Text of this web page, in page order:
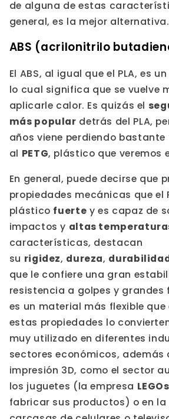
de alguna de estas
general, es la mejor alternativa.
ABS (acrilonitrilo
El ABS, al igual que el PLA, es un
lo cual significa que se vuelve
aplicarle calor. Es quizás el
más popular detrás del PLA,
años viene perdiendo
al PETG, plástico que veremos
En general, puede decirse que
propiedades mecánicas que el
plástico fuerte y es capaz de
impactos y altas
características, destacan
su rigidez, dureza,
que le confiere una gran
resistencia a golpes y grandes
es un material más flexible que
estas propiedades lo
muy utilizado en diferentes
sectores económicos, además
impresión 3D, como el sector
los juguetes (la empresa LEGOs
fabricar sus productos) o en